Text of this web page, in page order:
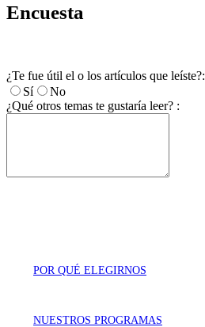
Encuesta
¿Te fue útil el o los artículos que leíste?:
Sí
No
¿Qué otros temas te gustaría leer? :
POR QUÉ ELEGIRNOS
NUESTROS PROGRAMAS